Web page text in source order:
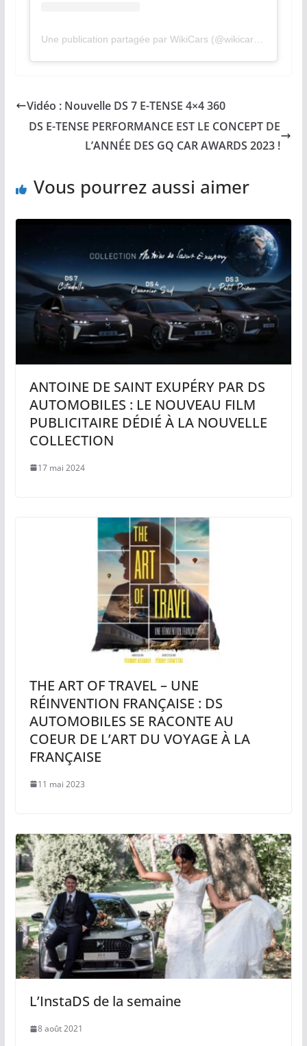
Une publication partagée par WikiCars (@wikicars.cz)
Vidéo : Nouvelle DS 7 E-TENSE 4×4 360
DS E-TENSE PERFORMANCE EST LE CONCEPT DE
L’ANNÉE DES GQ CAR AWARDS 2023 !
Vous pourrez aussi aimer
ANTOINE DE SAINT EXUPÉRY PAR DS
AUTOMOBILES : LE NOUVEAU FILM
PUBLICITAIRE DÉDIÉ À LA NOUVELLE
COLLECTION
17 mai 2024
THE ART OF TRAVEL – UNE
RÉINVENTION FRANÇAISE : DS
AUTOMOBILES SE RACONTE AU
COEUR DE L’ART DU VOYAGE À LA
FRANÇAISE
11 mai 2023
L’InstaDS de la semaine
8 août 2021